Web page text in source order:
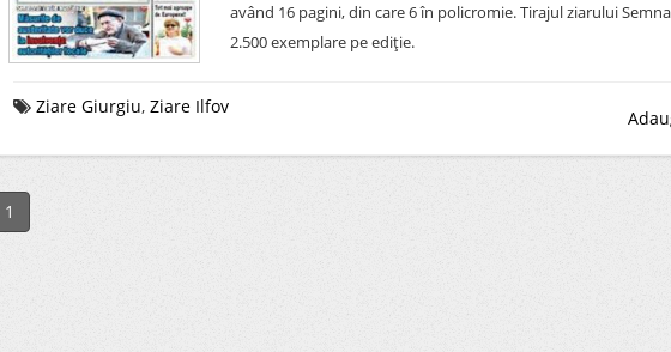
având 16 pagini, din care 6 în policromie. Tirajul ziarului
2.500 exemplare pe ediţie.
Ziare Giurgiu, Ziare Ilfov
1